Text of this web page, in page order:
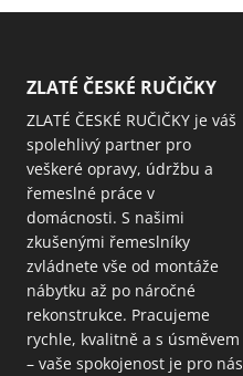
ZLATÉ ČESKÉ RUČIČKY
ZLATÉ ČESKÉ RUČIČKY je váš
spolehlivý partner pro
veškeré opravy, údržbu a
řemeslné práce v
domácnosti. S našimi
zkušenými řemeslníky
zvládnete vše od montáže
nábytku až po náročné
rekonstrukce. Pracujeme
rychle, kvalitně a s úsměvem
– vaše spokojenost je pro nás